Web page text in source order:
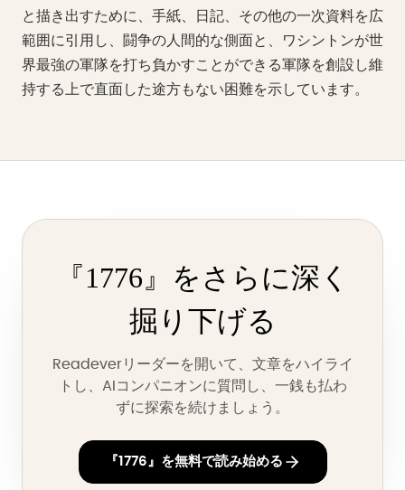
と描き出すために、手紙、日記、その他の一次資料を広
範囲に引用し、闘争の人間的な側面と、ワシントンが世
界最強の軍隊を打ち負かすことができる軍隊を創設し維
持する上で直面した途方もない困難を示しています。
『1776』をさらに深く
掘り下げる
Readeverリーダーを開いて、文章をハイライ
トし、AIコンパニオンに質問し、一銭も払わ
ずに探索を続けましょう。
『1776』を無料で読み始める